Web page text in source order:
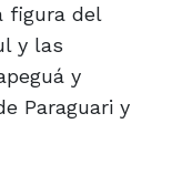
figura del
y las
y
Paraguari y